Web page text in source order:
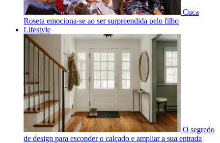
Cuca
Roseta emociona-se ao ser surpreendida pelo filho
Lifestyle
O segredo
de design para esconder o calçado e ampliar a sua entrada